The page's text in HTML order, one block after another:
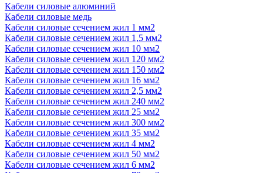
Кабели силовые алюминий
Кабели силовые медь
Кабели силовые сечением жил 1 мм2
Кабели силовые сечением жил 1,5 мм2
Кабели силовые сечением жил 10 мм2
Кабели силовые сечением жил 120 мм2
Кабели силовые сечением жил 150 мм2
Кабели силовые сечением жил 16 мм2
Кабели силовые сечением жил 2,5 мм2
Кабели силовые сечением жил 240 мм2
Кабели силовые сечением жил 25 мм2
Кабели силовые сечением жил 300 мм2
Кабели силовые сечением жил 35 мм2
Кабели силовые сечением жил 4 мм2
Кабели силовые сечением жил 50 мм2
Кабели силовые сечением жил 6 мм2